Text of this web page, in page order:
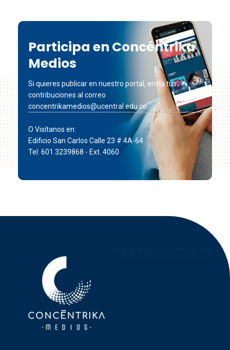
Participa en Concéntrika
Medios
Si quieres publicar en nuestro portal, envía tus
contribuciones al correo
concentrikamedios@ucentral.edu.co
O Visítanos en:
Edificio San Carlos Calle 23 # 4A-64
Tel: 601 3239868 - Ext. 4060